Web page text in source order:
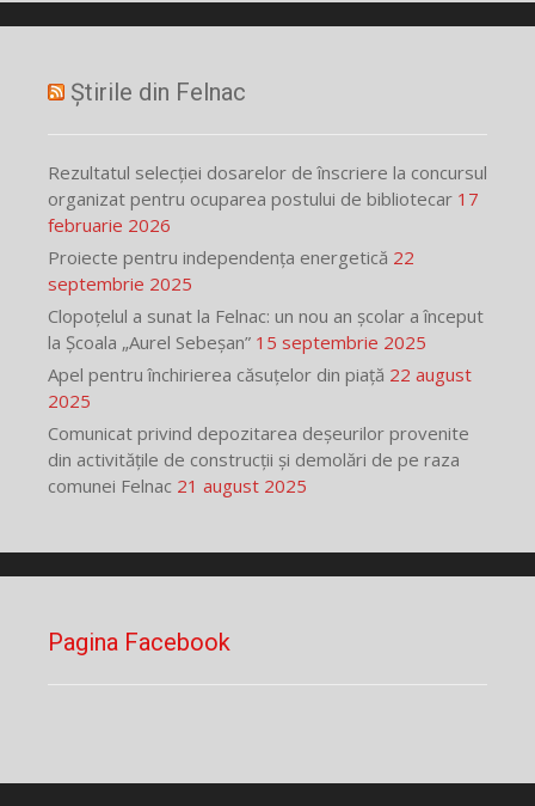
Știrile din Felnac
Rezultatul selecției dosarelor de înscriere la concursul
organizat pentru ocuparea postului de bibliotecar 17
februarie 2026
Proiecte pentru independența energetică 22
septembrie 2025
Clopoțelul a sunat la Felnac: un nou an școlar a început
la Școala „Aurel Sebeșan” 15 septembrie 2025
Apel pentru închirierea căsuțelor din piață 22 august
2025
Comunicat privind depozitarea deșeurilor provenite
din activitățile de construcții și demolări de pe raza
comunei Felnac 21 august 2025
Pagina Facebook